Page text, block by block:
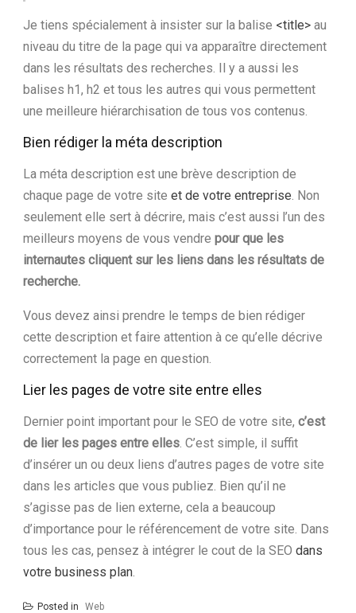
Je tiens spécialement à insister sur la balise <title> au
niveau du titre de la page qui va apparaître directement
dans les résultats des recherches. Il y a aussi les
balises h1, h2 et tous les autres qui vous permettent
une meilleure hiérarchisation de tous vos contenus.
Bien rédiger la méta description
La méta description est une brève description de
chaque page de votre site et de votre entreprise. Non
seulement elle sert à décrire, mais c’est aussi l’un des
meilleurs moyens de vous vendre pour que les
internautes cliquent sur les liens dans les résultats de
recherche.
Vous devez ainsi prendre le temps de bien rédiger
cette description et faire attention à ce qu’elle décrive
correctement la page en question.
Lier les pages de votre site entre elles
Dernier point important pour le SEO de votre site, c’est
de lier les pages entre elles. C’est simple, il suffit
d’insérer un ou deux liens d’autres pages de votre site
dans les articles que vous publiez. Bien qu’il ne
s’agisse pas de lien externe, cela a beaucoup
d’importance pour le référencement de votre site. Dans
tous les cas, pensez à intégrer le cout de la SEO dans
votre business plan.
Posted in Web